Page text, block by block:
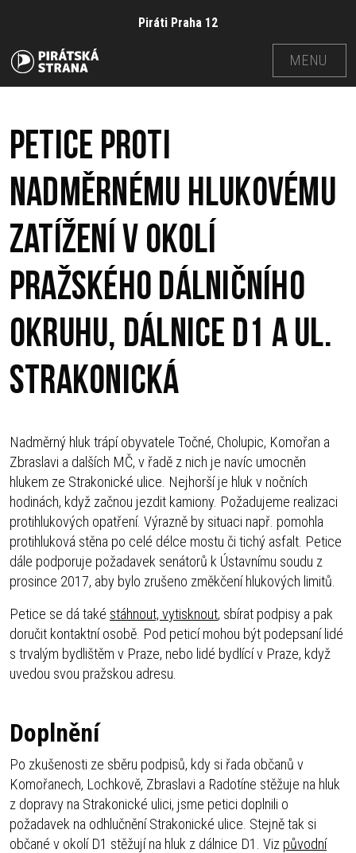
Piráti Praha 12
MENU
Petice proti
nadměrnému hlukovému
zatížení v okolí
pražského dálničního
okruhu, dálnice D1 a ul.
Strakonická
Nadměrný hluk trápí obyvatele Točné, Cholupic, Komořan a
Zbraslavi a dalších MČ, v řadě z nich je navíc umocněn
hlukem ze Strakonické ulice. Nejhorší je hluk v nočních
hodinách, když začnou jezdit kamiony. Požadujeme realizaci
protihlukových opatření. Výrazně by situaci např. pomohla
protihluková stěna po celé délce mostu či tichý asfalt. Petice
dále podporuje požadavek senátorů k Ústavnímu soudu z
prosince 2017, aby bylo zrušeno změkčení hlukových limitů.
Petice se dá také stáhnout, vytisknout, sbírat podpisy a pak
doručit kontaktní osobě. Pod peticí mohou být podepsaní lidé
s trvalým bydlištěm v Praze, nebo lidé bydlící v Praze, když
uvedou svou pražskou adresu.
Doplnění
Po zkušenosti ze sběru podpisů, kdy si řada občanů v
Komořanech, Lochkově, Zbraslavi a Radotíne stěžuje na hluk
z dopravy na Strakonické ulici, jsme petici doplnili o
požadavek na odhlučnění Strakonické ulice. Stejně tak si
občané v okolí D1 stěžují na hluk z dálnice D1. Viz původní